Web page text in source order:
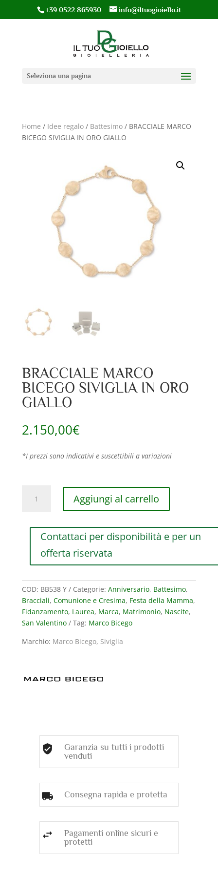
+39 0522 865930 info@iltuogioiello.it
Seleziona una pagina
Home / Idee regalo/ Battesimo/ BRACCIALE MARCO
BICEGO SIVIGLIA IN ORO GIALLO
BRACCIALE MARCO
BICEGO SIVIGLIA IN ORO
GIALLO
2.150,00€
*I prezzi sono indicativi e suscettibili a variazioni
MARCO
GIALLO
Aggiungi al carrello
Contattaci per disponibilità e per un
offerta riservata
COD: BB538 Y Categorie: Anniversario, Battesimo,
Bracciali, Comunione e Cresima, Festa della Mamma,
Fidanzamento, Laurea, Marca, Matrimonio, Nascite,
San Valentino
Tag: Marco Bicego
Marchio: Marco Bicego, Siviglia
Garanzia su tutti i prodotti
venduti
Consegna rapida e protetta
Pagamenti online sicuri e
protetti